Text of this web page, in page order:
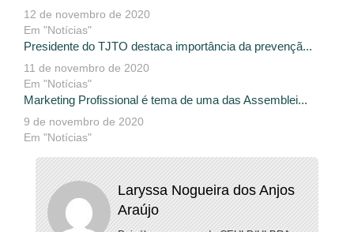
12 de novembro de 2020
Em "Notícias"
Presidente do TJTO destaca importância da prevençã...
11 de novembro de 2020
Em "Notícias"
Marketing Profissional é tema de uma das Assemblei...
9 de novembro de 2020
Em "Notícias"
Laryssa Nogueira dos Anjos
Araújo